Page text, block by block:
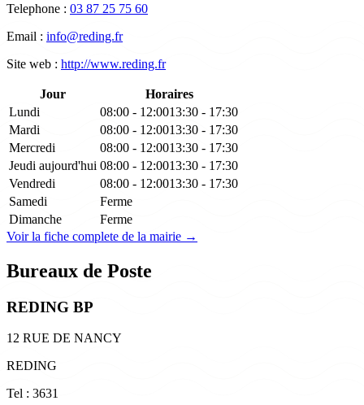
Telephone : 03 87 25 75 60
Email : info@reding.fr
Site web : http://www.reding.fr
Jour
Horaires
Lundi
08:00 - 12:0013:30 - 17:30
Mardi
08:00 - 12:0013:30 - 17:30
Mercredi
08:00 - 12:0013:30 - 17:30
Jeudi aujourd'hui 08:00 - 12:0013:30 - 17:30
Vendredi
08:00 - 12:0013:30 - 17:30
Samedi
Ferme
Dimanche
Ferme
Voir la fiche complete de la mairie →
Bureaux de Poste
REDING BP
12 RUE DE NANCY
REDING
Tel : 3631